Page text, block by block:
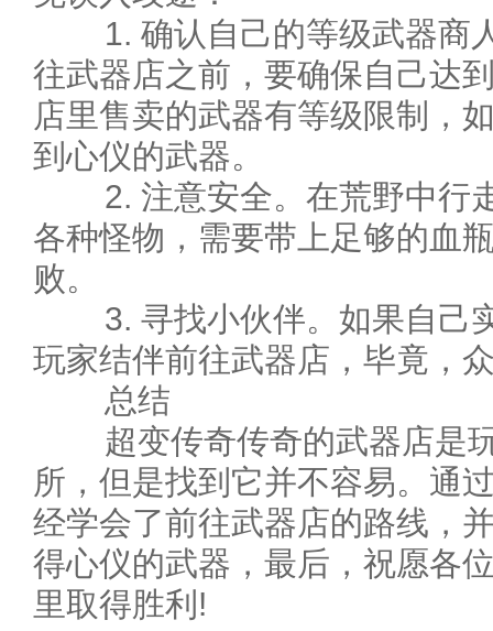
1. 确认自己的等级武器商
往武器店之前，要确保自己达
店里售卖的武器有等级限制，
到心仪的武器。
2. 注意安全。在荒野中行
各种怪物，需要带上足够的血
败。
3. 寻找小伙伴。如果自己
玩家结伴前往武器店，毕竟，
总结
超变传奇传奇的武器店是
所，但是找到它并不容易。通
经学会了前往武器店的路线，
得心仪的武器，最后，祝愿各
里取得胜利!